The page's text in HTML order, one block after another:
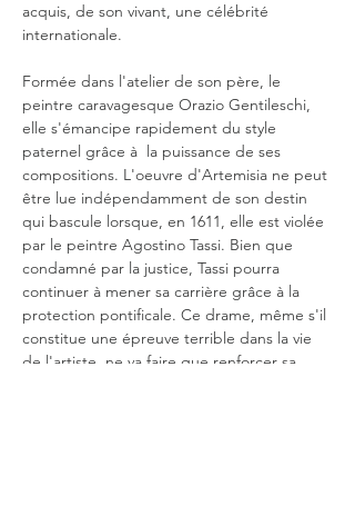
acquis, de son vivant, une célébrité
internationale.
Formée dans l'atelier de son père, le
peintre caravagesque Orazio Gentileschi,
elle s'émancipe rapidement du style
paternel grâce à  la puissance de ses
compositions. L'oeuvre d'Artemisia ne peut
être lue indépendamment de son destin
qui bascule lorsque, en 1611, elle est violée
par le peintre Agostino Tassi. Bien que
condamné par la justice, Tassi pourra
continuer à mener sa carrière grâce à la
protection pontificale. Ce drame, même s'il
constitue une épreuve terrible dans la vie
de l'artiste, ne va faire que renforcer sa